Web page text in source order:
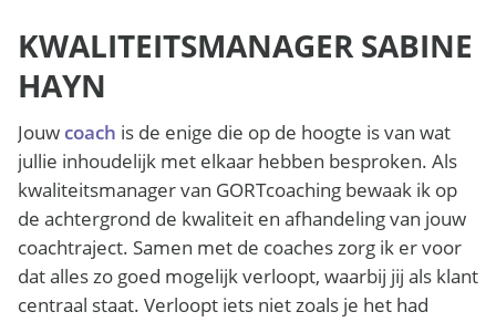
KWALITEITSMANAGER SABINE
HAYN
Jouw coach is de enige die op de hoogte is van wat
jullie inhoudelijk met elkaar hebben besproken. Als
kwaliteitsmanager van GORTcoaching bewaak ik op
de achtergrond de kwaliteit en afhandeling van jouw
coachtraject. Samen met de coaches zorg ik er voor
dat alles zo goed mogelijk verloopt, waarbij jij als klant
centraal staat. Verloopt iets niet zoals je het had